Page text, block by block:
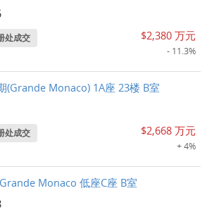
处成交 $2,380 万元
- 11.3%
(Grande Monaco) 1A座 23楼 B室
处成交 $2,668 万元
+ 4%
Monaco 低座C座 B室